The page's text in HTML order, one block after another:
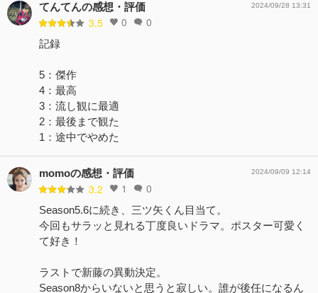
てんてんの感想・評価
3.5 0 0
2024/09/28 13:31
記録
5：傑作
4：最高
3：流し観に最適
2：最後まで観た
1：途中でやめた
momoの感想・評価
3.2 1 0
2024/09/09 12:14
Season5.6に続き、三ツ矢くん目当て。
今回もサラッと見れる丁度良いドラマ。ポスター可愛く
て好き！
ラストで新藤の異動決定。
Season8からいないと思うと寂しい。誰が後任になるん